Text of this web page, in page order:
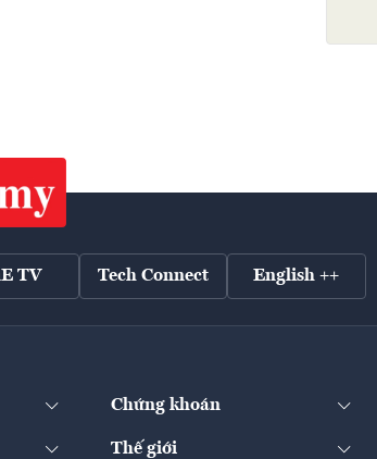
TV Tech Connect English ++
Chứng khoán
Thế giới